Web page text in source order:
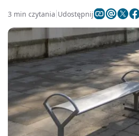
3 min czytania Udostępnij